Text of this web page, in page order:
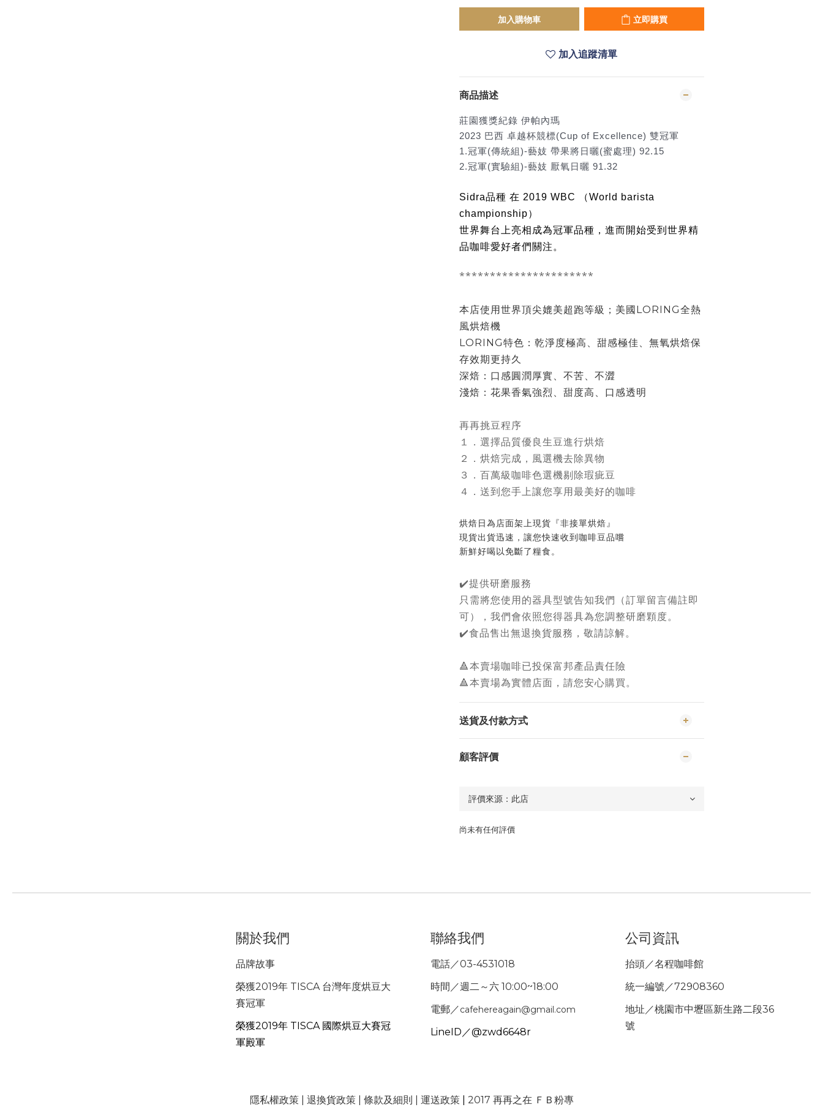
加入購物車 立即購買
加入追蹤清單
商品描述
莊園獲獎紀錄 伊帕內瑪
2023 巴西 卓越杯競標(Cup of Excellence) 雙冠軍
1.冠軍(傳統組)-藝妓 帶果將日曬(蜜處理) 92.15
2.冠軍(實驗組)-藝妓 厭氧日曬 91.32
Sidra品種 在 2019 WBC （World barista
championship）
世界舞台上亮相成為冠軍品種，進而開始受到世界精
品咖啡愛好者們關注。
**********************
本店使用世界頂尖媲美超跑等級；美國LORING全熱
風烘焙機
LORING特色：乾淨度極高、甜感極佳、無氧烘焙保
存效期更持久
深焙：口感圓潤厚實、不苦、不澀
淺焙：花果香氣強烈、甜度高、口感透明
再再挑豆程序
１．選擇品質優良生豆進行烘焙
２．烘焙完成，風選機去除異物
３．百萬級咖啡色選機剔除瑕疵豆
４．送到您手上讓您享用最美好的咖啡
烘焙日為店面架上現貨『非接單烘焙』
現貨出貨迅速，讓您快速收到咖啡豆品嚐
新鮮好喝以免斷了糧食。
✔️提供研磨服務
只需將您使用的器具型號告知我們（訂單留言備註即
可），我們會依照您得器具為您調整研磨顆度。
✔️食品售出無退換貨服務，敬請諒解。
🔺本賣場咖啡已投保富邦產品責任險
🔺本賣場為實體店面，請您安心購買。
送貨及付款方式
顧客評價
尚未有任何評價
關於我們
品牌故事
榮獲2019年 TISCA 台灣年度烘豆大
賽冠軍
榮獲2019年 TISCA 國際烘豆大賽冠
軍殿軍
聯絡我們
電話／03-4531018
時間／週二～六 10:00~18:00
電郵／cafehereagain@gmail.com
LineID／@zwd6648r
公司資訊
抬頭／名程咖啡館
統一編號／72908360
地址／桃園市中壢區新生路二段36
號
隱私權政策 退換貨政策| 條款及細則 運送政策 2017 再再之在 ＦＢ粉專